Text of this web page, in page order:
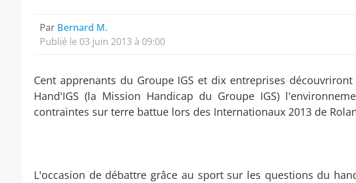
Par Bernard M.
Publié le 03 juin 2013 à 09:00
Cent apprenants du Groupe IGS et dix entreprises
Hand'IGS (la Mission Handicap du Groupe IGS)
contraintes sur terre battue lors des Internationaux 2013 de
L'occasion de débattre grâce au sport sur les questions du